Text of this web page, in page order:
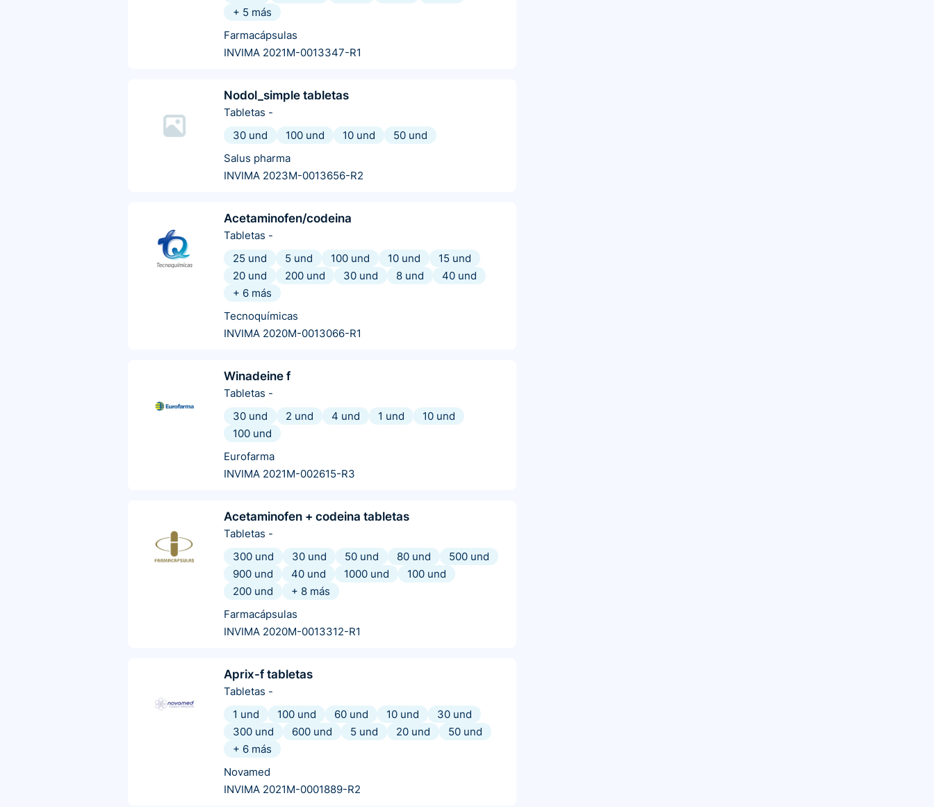
+ 5 más
Farmacápsulas
INVIMA 2021M-0013347-R1
Nodol_simple tabletas
Tabletas -
30 und
100 und 10 und
50 und
Salus pharma
INVIMA 2023M-0013656-R2
Acetaminofen/codeina
Tabletas -
25 und
5 und 100 und 10 und
15 und
20 und
200 und 30 und 8 und
40 und
+ 6 más
Tecnoquímicas
INVIMA 2020M-0013066-R1
Winadeine f
Tabletas -
30 und
2 und 4 und 1 und
10 und
100 und
Eurofarma
INVIMA 2021M-002615-R3
Acetaminofen + codeina tabletas
Tabletas -
300 und
30 und 50 und 80 und
500 und
900 und
40 und 1000 und
100 und
200 und
+ 8 más
Farmacápsulas
INVIMA 2020M-0013312-R1
Aprix-f tabletas
Tabletas -
1 und
100 und 60 und 10 und
30 und
300 und
600 und 5 und 20 und
50 und
+ 6 más
Novamed
INVIMA 2021M-0001889-R2